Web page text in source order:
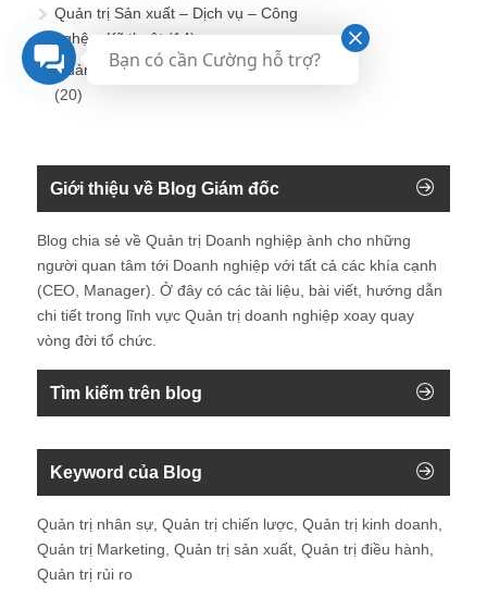
Quản trị Sản xuất – Dịch vụ – Công
nghệ – Kỹ thuật(14)
Quản trị Tài chính – Kế toán – Đầu tư
(20)
Giới thiệu về Blog Giám đốc
Blog chia sẻ về Quản trị Doanh nghiệp ành cho những
người quan tâm tới Doanh nghiệp với tất cả các khía cạnh
(CEO, Manager). Ở đây có các tài liệu, bài viết, hướng dẫn
chi tiết trong lĩnh vực Quản trị doanh nghiệp xoay quay
vòng đời tổ chức.
Tìm kiếm trên blog
Keyword của Blog
Quản trị nhân sự, Quản trị chiến lược, Quản trị kinh doanh,
Quản trị Marketing, Quản trị sản xuất, Quản trị điều hành,
Quản trị rủi ro
Bạn có cần Cường hỗ trợ?